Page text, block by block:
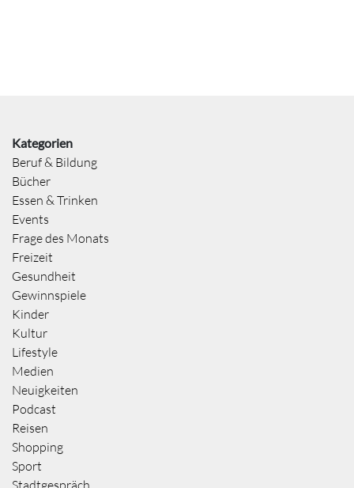
Kategorien
Beruf & Bildung
Bücher
Essen & Trinken
Events
Frage des Monats
Freizeit
Gesundheit
Gewinnspiele
Kinder
Kultur
Lifestyle
Medien
Neuigkeiten
Podcast
Reisen
Shopping
Sport
Stadtgespräch